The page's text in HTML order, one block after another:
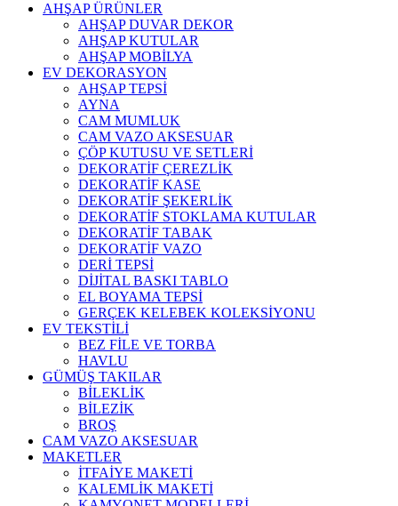
AHŞAP ÜRÜNLER
AHŞAP DUVAR DEKOR
AHŞAP KUTULAR
AHŞAP MOBİLYA
EV DEKORASYON
AHŞAP TEPSİ
AYNA
CAM MUMLUK
CAM VAZO AKSESUAR
ÇÖP KUTUSU VE SETLERİ
DEKORATİF ÇEREZLİK
DEKORATİF KASE
DEKORATİF ŞEKERLİK
DEKORATİF STOKLAMA KUTULAR
DEKORATİF TABAK
DEKORATİF VAZO
DERİ TEPSİ
DİJİTAL BASKI TABLO
EL BOYAMA TEPSİ
GERÇEK KELEBEK KOLEKSİYONU
EV TEKSTİLİ
BEZ FİLE VE TORBA
HAVLU
GÜMÜŞ TAKILAR
BİLEKLİK
BİLEZİK
BROŞ
CAM VAZO AKSESUAR
MAKETLER
İTFAİYE MAKETİ
KALEMLİK MAKETİ